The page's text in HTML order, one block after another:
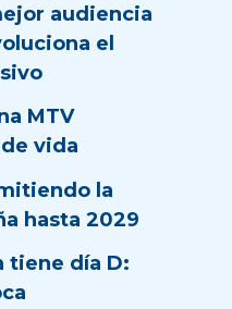
audiencia
el
MTV
vida
la
hasta 2029
tiene día D: